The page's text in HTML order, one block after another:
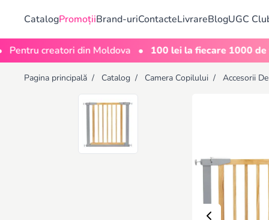
CatalogPromoțiiBrand-uriContacteLivrareBlogUGC
creatori din Moldova • 100 lei la fiecare 1000 de
Pagina principală / Catalog / Camera Copilului / Accesorii